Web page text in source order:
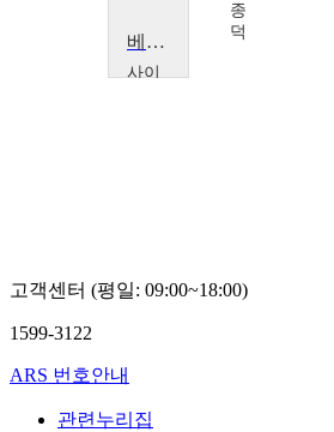
덕
종
덕
베트남 사회문화
사이
고객센터 (평일: 09:00~18:00)
1599-3122
ARS 번호안내
관련누리집